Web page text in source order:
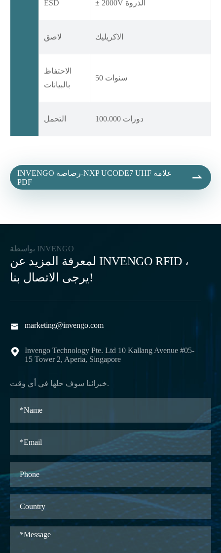
ESD ± 2000V الذروة
لاصق الاكريليك
الاحتفاظ
بالبيانات
50 سنوات
التحمل 100.000 دورات
INVENGO رصاصة-NXP UCODE7 UHF علامة
PDF

بواسطة INVENGO
لمعرفة المزيد عن INVENGO RFID ،
يرجى الاتصال بنا!
 marketing@invengo.com

Invengo Technology Pte. Ltd 10 Kallang Avenue #05-
15 Tower 2, Aperia, Singapore
خبرائنا سوف حلها في أي وقت.